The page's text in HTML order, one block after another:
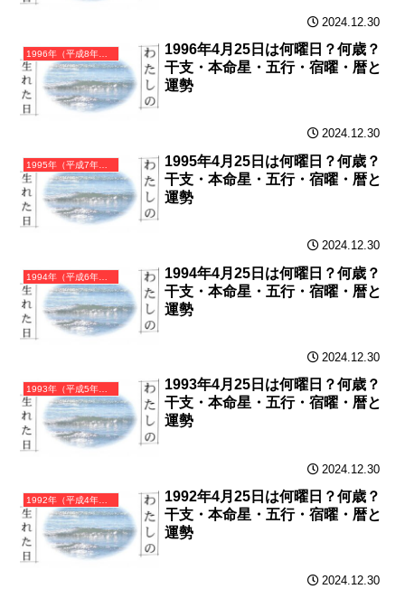
2024.12.30
1996年（平成8年）丙子（ひのえね）・子年（ねずみ年）カレンダー（月曜はじまり）
1996年4月25日は何曜日？何歳？
干支・本命星・五行・宿曜・暦と
運勢
2024.12.30
1995年（平成7年）乙亥（きのとい）・亥年（いのしし年）カレンダー（月曜はじまり）
1995年4月25日は何曜日？何歳？
干支・本命星・五行・宿曜・暦と
運勢
2024.12.30
1994年（平成6年）甲戌（きのえいぬ）・戌年（いぬ年）カレンダー（月曜はじまり）
1994年4月25日は何曜日？何歳？
干支・本命星・五行・宿曜・暦と
運勢
2024.12.30
1993年（平成5年）癸酉（みずのととり）・酉年（とり年）カレンダー（月曜はじまり）
1993年4月25日は何曜日？何歳？
干支・本命星・五行・宿曜・暦と
運勢
2024.12.30
1992年（平成4年）壬申（みずのえさる）・申年（さる年）カレンダー（月曜はじまり）
1992年4月25日は何曜日？何歳？
干支・本命星・五行・宿曜・暦と
運勢
2024.12.30